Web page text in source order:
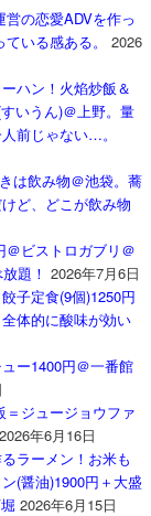
の恋愛ADVを作っ
いる感ある。
2026
ハン！火焰炒飯＆
いうん)＠上野。量
前じゃない…。
は飲み物＠池袋。蕎
ど、どこが飲み物
＠ビストロガブリ＠
題！ 2026年7月6日
子定食(9個)1250円
体的に酸味が効い
ー1400円＠一番館
＝ジュージョウファ
2026年6月16日
ラーメン！お米も
(醤油)1900円＋大盛
2026年6月15日